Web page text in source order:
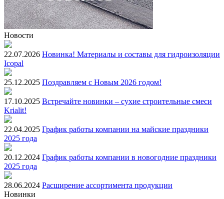
Новости
22.07.2026 Новинка! Материалы и составы для гидроизоляции
Icopal
25.12.2025 Поздравляем с Новым 2026 годом!
17.10.2025 Встречайте новинки – сухие строительные смеси
Krialit!
22.04.2025 График работы компании на майские праздники
2025 года
20.12.2024 График работы компании в новогодние праздники
2025 года
28.06.2024 Расширение ассортимента продукции
Новинки